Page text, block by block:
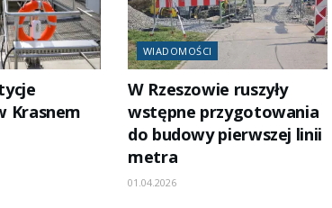
Krasnem
WIADOMOŚCI
W Rzeszowie ruszyły
wstępne przygotowania
do budowy pierwszej linii
metra
01.04.2026